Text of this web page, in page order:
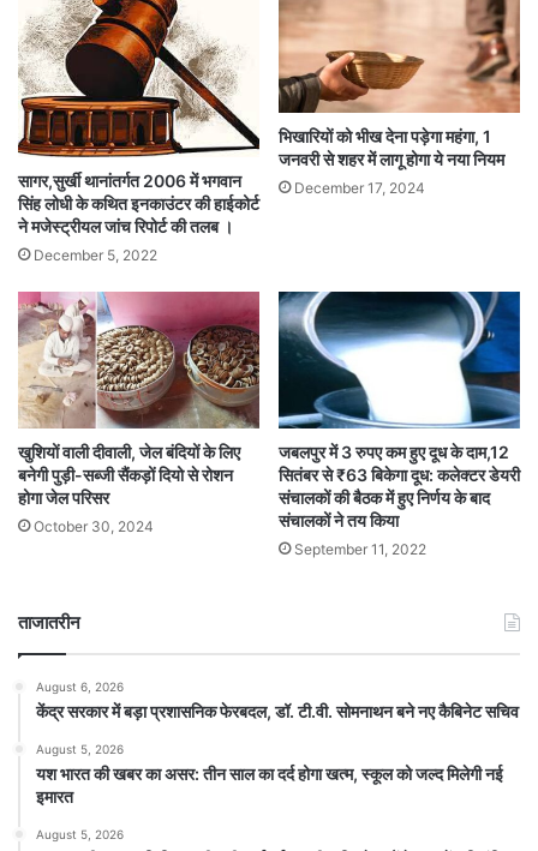
सागर,सुर्खी थानांतर्गत 2006 में भगवान
सिंह लोधी के कथित इनकाउंटर की हाईकोर्ट
ने मजेस्ट्रीयल जांच रिपोर्ट की तलब ।
December 5, 2022
भिखारियों को भीख देना पड़ेगा महंगा, 1
जनवरी से शहर में लागू होगा ये नया नियम
December 17, 2024
खुशियों वाली दीवाली, जेल बंदियों के लिए
बनेगी पुड़ी-सब्जी सैंकड़ों दियो से रोशन
होगा जेल परिसर
October 30, 2024
जबलपुर में 3 रुपए कम हुए दूध के दाम,12
सितंबर से ₹63 बिकेगा दूध: कलेक्टर डेयरी
संचालकों की बैठक में हुए निर्णय के बाद
संचालकों ने तय किया
September 11, 2022
ताजातरीन
August 6, 2026
केंद्र सरकार में बड़ा प्रशासनिक फेरबदल, डॉ. टी.वी. सोमनाथन बने नए कैबिनेट सचिव
August 5, 2026
यश भारत की खबर का असर: तीन साल का दर्द होगा खत्म, स्कूल को जल्द मिलेगी नई
इमारत
August 5, 2026